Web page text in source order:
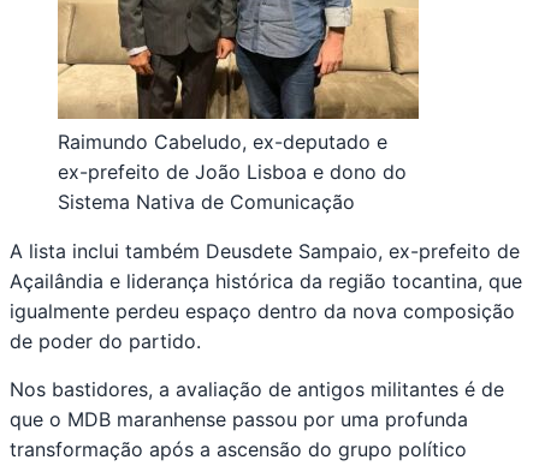
Raimundo Cabeludo, ex-deputado e
ex-prefeito de João Lisboa e dono do
Sistema Nativa de Comunicação
A lista inclui também Deusdete Sampaio, ex-prefeito de
Açailândia e liderança histórica da região tocantina, que
igualmente perdeu espaço dentro da nova composição
de poder do partido.
Nos bastidores, a avaliação de antigos militantes é de
que o MDB maranhense passou por uma profunda
transformação após a ascensão do grupo político